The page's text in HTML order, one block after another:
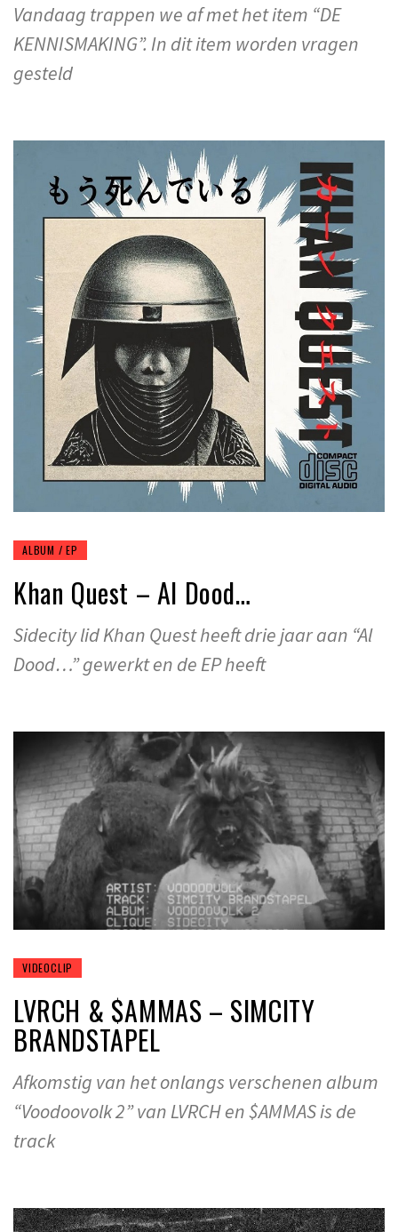
Vandaag trappen we af met het item “DE
KENNISMAKING”. In dit item worden vragen
gesteld
ALBUM / EP
Khan Quest – Al Dood…
Sidecity lid Khan Quest heeft drie jaar aan “Al
Dood…” gewerkt en de EP heeft
VIDEOCLIP
LVRCH & $AMMAS – SIMCITY
BRANDSTAPEL
Afkomstig van het onlangs verschenen album
“Voodoovolk 2” van LVRCH en $AMMAS is de
track